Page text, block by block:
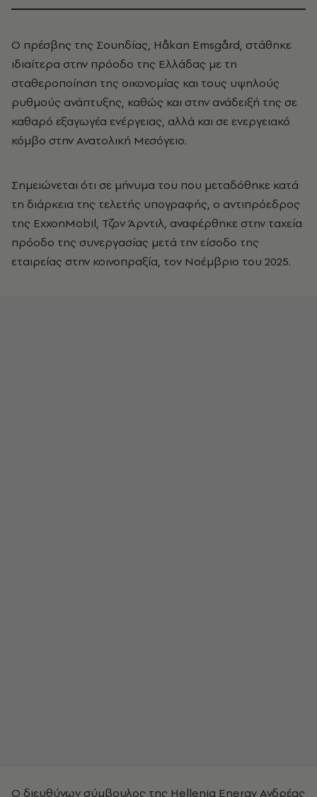
Ο πρέσβης της Σουηδίας, Håkan Emsgård, στάθηκε
ιδιαίτερα στην πρόοδο της Ελλάδας με τη
σταθεροποίηση της οικονομίας και τους υψηλούς
ρυθμούς ανάπτυξης, καθώς και στην ανάδειξή της σε
καθαρό εξαγωγέα ενέργειας, αλλά και σε ενεργειακό
κόμβο στην Ανατολική Μεσόγειο.
Σημειώνεται ότι σε μήνυμα του που μεταδόθηκε κατά
τη διάρκεια της τελετής υπογραφής, ο αντιπρόεδρος
της ExxonMobil, Τζον Άρντιλ, αναφέρθηκε στην ταχεία
πρόοδο της συνεργασίας μετά την είσοδο της
εταιρείας στην κοινοπραξία, τον Νοέμβριο του 2025.
Ο διευθύνων σύμβουλος της Helleniq Energy Ανδρέας